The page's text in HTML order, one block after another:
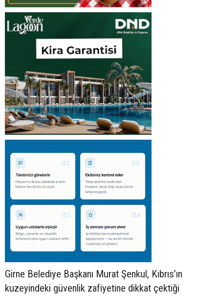
Girne Belediye Başkanı Murat Şenkul, Kıbrıs’ın
kuzeyindeki güvenlik zafiyetine dikkat çektiği